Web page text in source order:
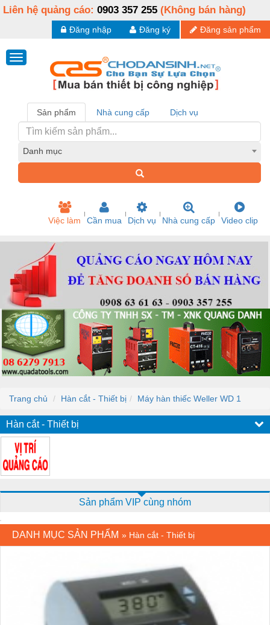
Liên hệ quảng cáo: 0903 357 255 (Không bán hàng)
Đăng sản phẩm
Đăng ký
Đăng nhập
Sản phẩm Nhà cung cấp Dịch vụ
Danh mục
Việc làm Cần mua Dịch vụ Nhà cung cấp Video clip
Trang chủ Hàn cắt - Thiết bị Máy hàn thiếc Weller WD 1
Hàn cắt - Thiết bị
Sản phẩm VIP cùng nhóm
DANH MỤC SẢN PHẨM » Hàn cắt - Thiết bị